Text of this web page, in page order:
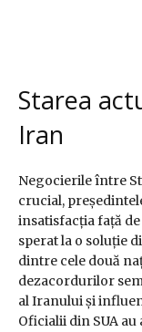
Starea
Iran
Negocierile între
crucial,
insatisfacția față
sperat la o soluție
dintre cele două
dezacordurilor
al Iranului și
Oficialii din SUA